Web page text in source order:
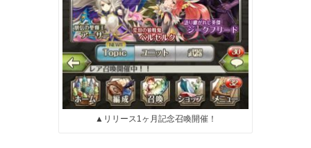
▲リリース1ヶ月記念召喚開催！